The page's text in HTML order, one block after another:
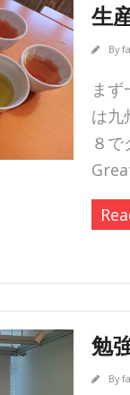
生
By
ま
は九
８
勉
By